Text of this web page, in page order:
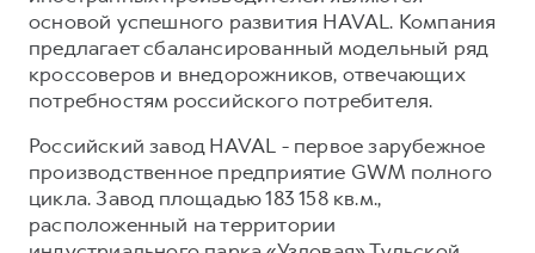
основой успешного развития HAVAL. Компания
предлагает сбалансированный модельный ряд
кроссоверов и внедорожников, отвечающих
потребностям российского потребителя.
Российский завод HAVAL - первое зарубежное
производственное предприятие GWM полного
цикла. Завод площадью 183 158 кв.м.,
расположенный на территории